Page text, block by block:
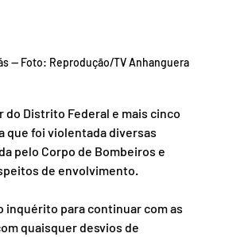
— Foto: Reprodução/TV Anhanguera
do Distrito Federal e mais cinco
que foi violentada diversas
pelo Corpo de Bombeiros e
de envolvimento.
inquérito para continuar com as
quaisquer desvios de